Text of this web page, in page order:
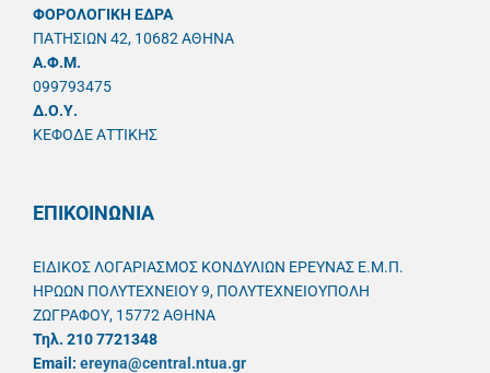
ΦΟΡΟΛΟΓΙΚΗ ΕΔΡΑ
ΠΑΤΗΣΙΩΝ 42, 10682 ΑΘΗΝΑ
A.Φ.Μ.
099793475
Δ.Ο.Υ.
ΚΕΦΟΔΕ ΑΤΤΙΚΗΣ
ΕΠΙΚΟΙΝΩΝΙΑ
ΕΙΔΙΚΟΣ ΛΟΓΑΡΙΑΣΜΟΣ ΚΟΝΔΥΛΙΩΝ ΕΡΕΥΝΑΣ Ε.Μ.Π.
ΗΡΩΩΝ ΠΟΛΥΤΕΧΝΕΙΟΥ 9, ΠΟΛΥΤΕΧΝΕΙΟΥΠΟΛΗ
ΖΩΓΡΑΦΟΥ, 15772 ΑΘΗΝΑ
Τηλ. 210 7721348
Email: ereyna@central.ntua.gr